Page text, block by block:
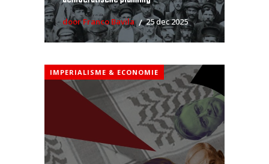
door Franco Bavila 25 dec 2025
IMPERIALISME & ECONOMIE